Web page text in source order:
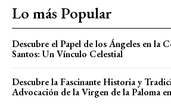
Lo más Popular
Descubre el Papel de los Ángeles en la
Santos: Un Vínculo Celestial
Descubre la Fascinante Historia y
Advocación de la Virgen de la Paloma